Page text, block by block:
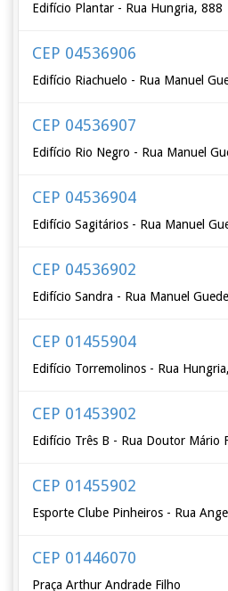
Edifício Plantar - Rua Hungria, 888
CEP 04536906
Edifício Riachuelo - Rua Manuel
CEP 04536907
Edifício Rio Negro - Rua Manuel
CEP 04536904
Edifício Sagitários - Rua Manuel
CEP 04536902
Edifício Sandra - Rua Manuel
CEP 01455904
Edifício Torremolinos - Rua
CEP 01453902
Edifício Três B - Rua Doutor Mário
CEP 01455902
Esporte Clube Pinheiros - Rua
CEP 01446070
Praça Arthur Andrade Filho